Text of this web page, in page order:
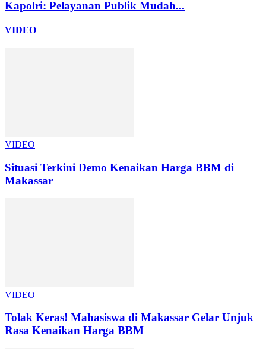
Kapolri: Pelayanan Publik Mudah...
VIDEO
VIDEO
Situasi Terkini Demo Kenaikan Harga BBM di
Makassar
VIDEO
Tolak Keras! Mahasiswa di Makassar Gelar Unjuk
Rasa Kenaikan Harga BBM